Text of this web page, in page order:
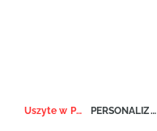
Uszyte w Polsce PERSONALIZACJA